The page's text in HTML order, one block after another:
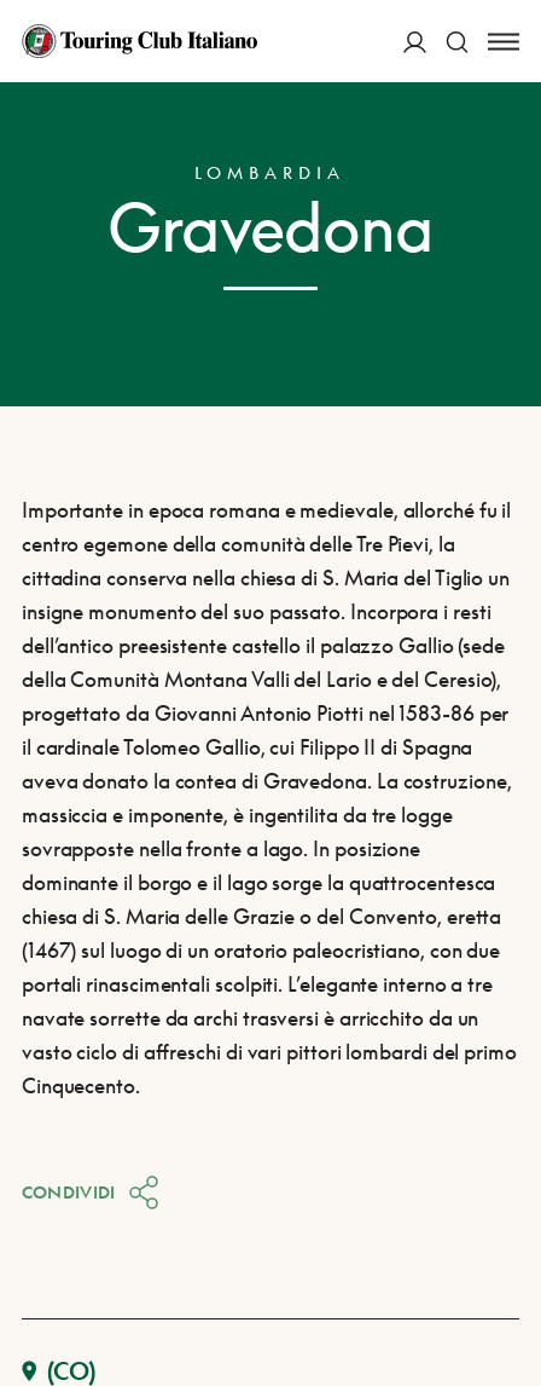
HOME
LOMBARDIA
Gravedona
Importante in epoca romana e medievale, allorché fu il
centro egemone della comunità delle Tre Pievi, la
cittadina conserva nella chiesa di S. Maria del Tiglio un
insigne monumento del suo passato. Incorpora i resti
dell’antico preesistente castello il palazzo Gallio (sede
della Comunità Montana Valli del Lario e del Ceresio),
progettato da Giovanni Antonio Piotti nel 1583-86 per
il cardinale Tolomeo Gallio, cui Filippo II di Spagna
aveva donato la contea di Gravedona. La costruzione,
massiccia e imponente, è ingentilita da tre logge
sovrapposte nella fronte a lago. In posizione
dominante il borgo e il lago sorge la quattrocentesca
chiesa di S. Maria delle Grazie o del Convento, eretta
(1467) sul luogo di un oratorio paleocristiano, con due
portali rinascimentali scolpiti. L’elegante interno a tre
navate sorrette da archi trasversi è arricchito da un
vasto ciclo di affreschi di vari pittori lombardi del primo
Cinquecento.
CONDIVIDI
(CO)